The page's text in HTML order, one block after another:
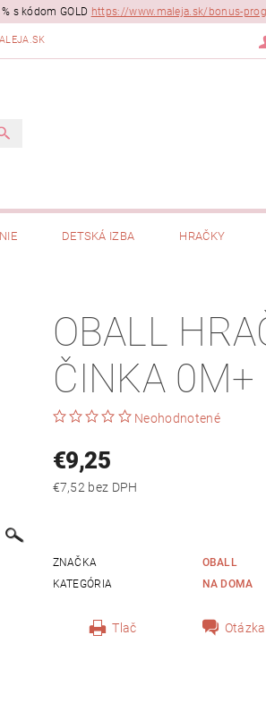
s kódom GOLD https://www.maleja.sk/bonus-
DETSKÁ IZBA HRAČKY
OBALL
ČINKA 0M+
Neohodnotené
€9,25
€7,52 bez DPH
ZNAČKA
OBALL
KATEGÓRIA
NA DOMA
Tlač Otázka